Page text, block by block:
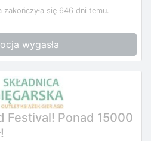
zakończyła się 646 dni temu.
wygasła
Festival! Ponad 15000